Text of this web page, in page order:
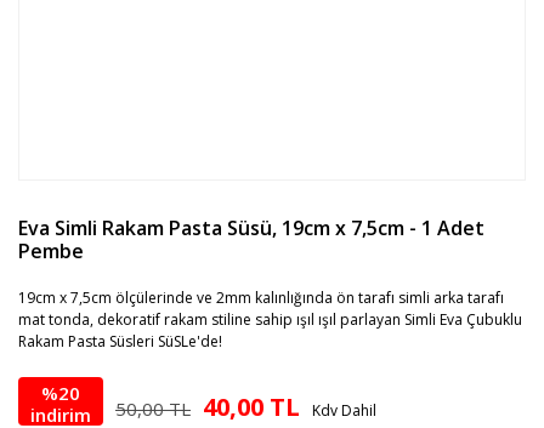
Eva Simli Rakam Pasta Süsü, 19cm x 7,5cm - 1 Adet
Pembe
19cm x 7,5cm ölçülerinde ve 2mm kalınlığında ön tarafı simli arka tarafı
mat tonda, dekoratif rakam stiline sahip ışıl ışıl parlayan Simli Eva Çubuklu
Rakam Pasta Süsleri SüSLe'de!
%20
indirim
50,00 TL 40,00 TL Kdv Dahil